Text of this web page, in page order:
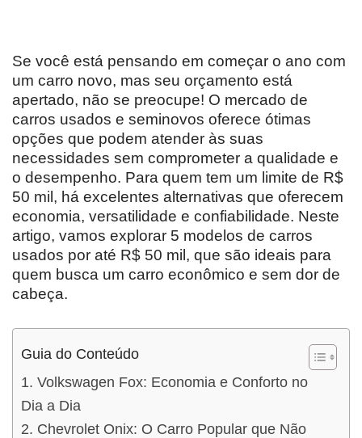
Se você está pensando em começar o ano com
um carro novo, mas seu orçamento está
apertado, não se preocupe! O mercado de
carros usados e seminovos oferece ótimas
opções que podem atender às suas
necessidades sem comprometer a qualidade e
o desempenho. Para quem tem um limite de R$
50 mil, há excelentes alternativas que oferecem
economia, versatilidade e confiabilidade. Neste
artigo, vamos explorar 5 modelos de carros
usados por até R$ 50 mil, que são ideais para
quem busca um carro econômico e sem dor de
cabeça.
Guia do Conteúdo
1. Volkswagen Fox: Economia e Conforto no
Dia a Dia
2. Chevrolet Onix: O Carro Popular que Não